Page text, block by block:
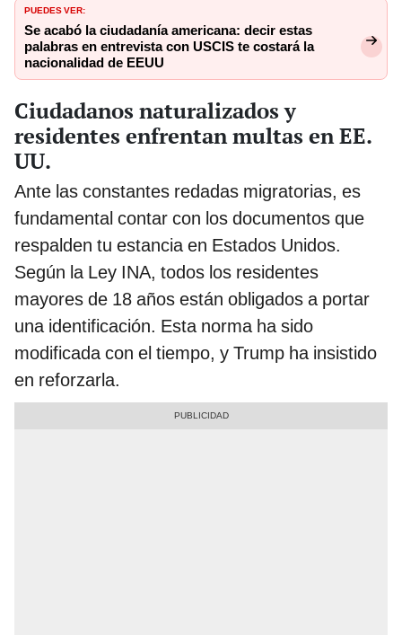
PUEDES VER:
Se acabó la ciudadanía americana: decir estas
palabras en entrevista con USCIS te costará la
nacionalidad de EEUU
Ciudadanos naturalizados y
residentes enfrentan multas en EE.
UU.
Ante las constantes redadas migratorias, es
fundamental contar con los documentos que
respalden tu estancia en Estados Unidos.
Según la Ley INA, todos los residentes
mayores de 18 años están obligados a portar
una identificación. Esta norma ha sido
modificada con el tiempo, y Trump ha insistido
en reforzarla.